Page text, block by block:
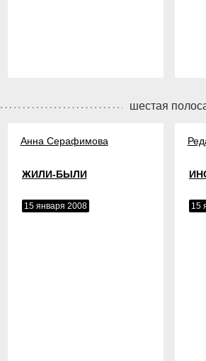
шестая
Анна Серафимова
ЖИЛИ-БЫЛИ
15 января 2008 15